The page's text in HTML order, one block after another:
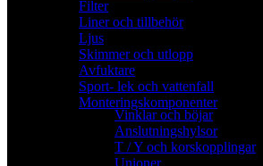
Filter
Liner och tillbehör
Ljus
Skimmer och utlopp
Avfuktare
Sport- lek och vattenfall
Monteringskomponenter
Vinklar och böjar
Anslutningshylsor
T / Y och korskopplingar
Unioner